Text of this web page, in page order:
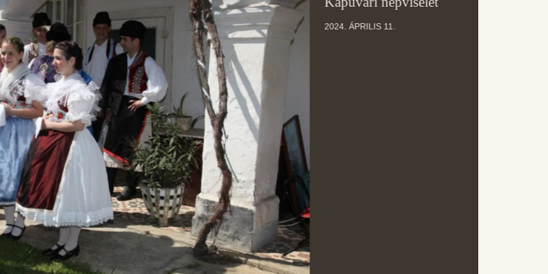
2024. ÁPRILIS 11.